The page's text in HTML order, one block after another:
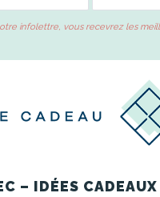
infolettre, vous recevrez les
– IDÉES